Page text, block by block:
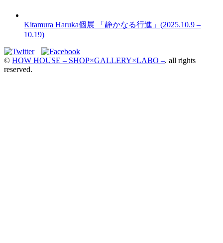
Kitamura Haruka個展 「静かなる行進」(2025.10.9 –
10.19)
© HOW HOUSE – SHOP×GALLERY×LABO –. all rights
reserved.